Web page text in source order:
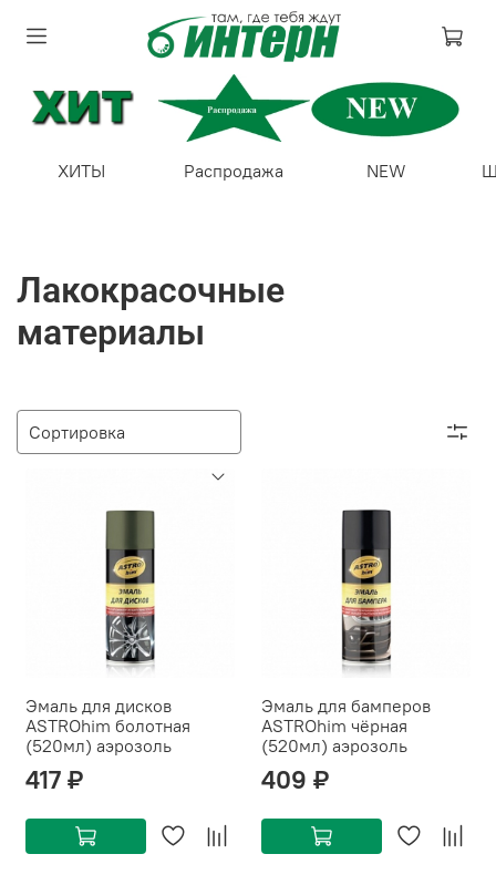
ХИТЫ Распродажа NEW
Лакокрасочные
материалы
Эмаль для дисков
ASTROhim болотная
(520мл) аэрозоль
417 ₽
Эмаль для бамперов
ASTROhim чёрная
(520мл) аэрозоль
409 ₽